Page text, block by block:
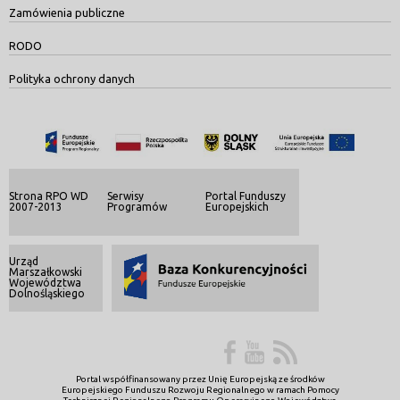
Zamówienia publiczne
RODO
Polityka ochrony danych
Strona RPO WD
2007-2013
Serwisy
Programów
Portal Funduszy
Europejskich
Urząd
Marszałkowski
Województwa
Dolnośląskiego
Portal współfinansowany przez Unię Europejską ze środków
Europejskiego Funduszu Rozwoju Regionalnego w ramach Pomocy